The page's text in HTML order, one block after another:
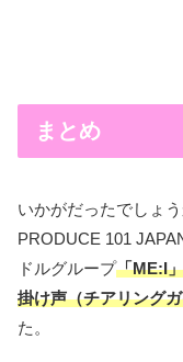
まとめ
いかがだったでしょう
PRODUCE 101
ドルグループ「ME:I
掛け声（チアリング
た。